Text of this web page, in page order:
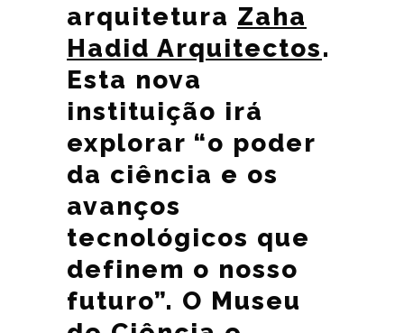
arquitetura Zaha
Hadid Arquitectos.
Esta nova
instituição irá
explorar “o poder
da ciência e os
avanços
tecnológicos que
definem o nosso
futuro”. O Museu